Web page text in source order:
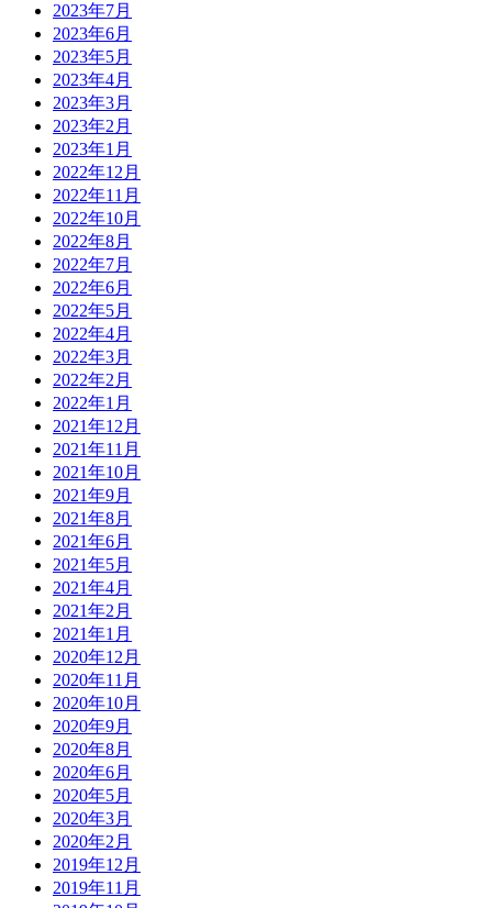
2023年7月
2023年6月
2023年5月
2023年4月
2023年3月
2023年2月
2023年1月
2022年12月
2022年11月
2022年10月
2022年8月
2022年7月
2022年6月
2022年5月
2022年4月
2022年3月
2022年2月
2022年1月
2021年12月
2021年11月
2021年10月
2021年9月
2021年8月
2021年6月
2021年5月
2021年4月
2021年2月
2021年1月
2020年12月
2020年11月
2020年10月
2020年9月
2020年8月
2020年6月
2020年5月
2020年3月
2020年2月
2019年12月
2019年11月